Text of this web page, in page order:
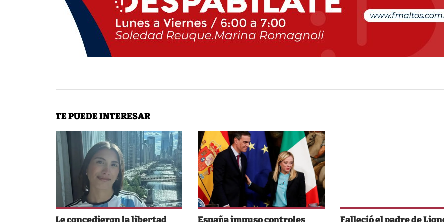
TE PUEDE INTERESAR
Le concedieron la libertad España impuso controles Falleció el padre de